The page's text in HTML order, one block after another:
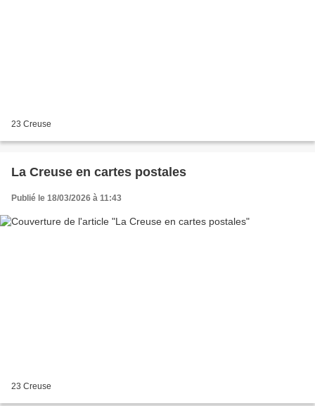
23 Creuse
La Creuse en cartes postales
Publié le 18/03/2026 à 11:43
23 Creuse